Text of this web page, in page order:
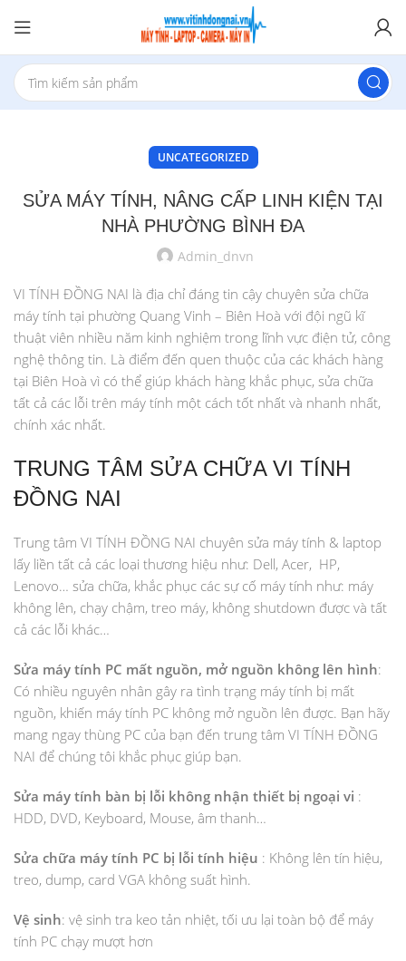
UNCATEGORIZED
SỬA MÁY TÍNH, NÂNG CẤP LINH KIỆN TẠI
NHÀ PHƯỜNG BÌNH ĐA
Admin_dnvn
VI TÍNH ĐỒNG NAI là địa chỉ đáng tin cậy chuyên sửa chữa
máy tính tại phường Quang Vinh – Biên Hoà với đội ngũ kĩ
thuật viên nhiều năm kinh nghiệm trong lĩnh vực điện tử, công
nghệ thông tin. Là điểm đến quen thuộc của các khách hàng
tại Biên Hoà vì có thể giúp khách hàng khắc phục, sửa chữa
tất cả các lỗi trên máy tính một cách tốt nhất và nhanh nhất,
chính xác nhất.
TRUNG TÂM SỬA CHỮA VI TÍNH
ĐỒNG NAI
Trung tâm VI TÍNH ĐỒNG NAI chuyên sửa máy tính & laptop
lấy liền tất cả các loại thương hiệu như: Dell, Acer, HP,
Lenovo… sửa chữa, khắc phục các sự cố máy tính như: máy
không lên, chạy chậm, treo máy, không shutdown được và tất
cả các lỗi khác…
Sửa máy tính PC mất nguồn, mở nguồn không lên hình:
Có nhiều nguyên nhân gây ra tình trạng máy tính bị mất
nguồn, khiến máy tính PC không mở nguồn lên được. Bạn hãy
mang ngay thùng PC của bạn đến trung tâm VI TÍNH ĐỒNG
NAI để chúng tôi khắc phục giúp bạn.
Sửa máy tính bàn bị lỗi không nhận thiết bị ngoại vi :
HDD, DVD, Keyboard, Mouse, âm thanh…
Sửa chữa máy tính PC bị lỗi tính hiệu : Không lên tín hiệu,
treo, dump, card VGA không suất hình.
Vệ sinh: vệ sinh tra keo tản nhiệt, tối ưu lại toàn bộ để máy
tính PC chạy mượt hơn